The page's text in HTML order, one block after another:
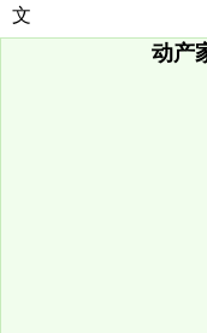
文
动产